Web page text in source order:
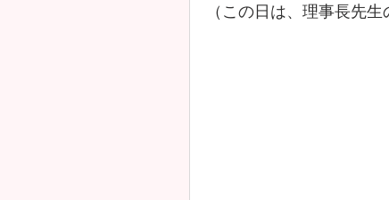
（この日は、理事長先